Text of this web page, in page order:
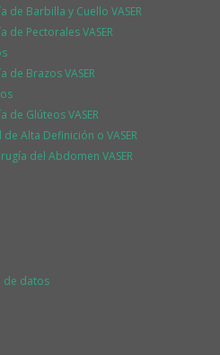
de Barbilla y Cuello VASER
de Pectorales VASER
de Brazos VASER
de Glúteos VASER
Alta Definición o VASER
del Abdomen VASER
de datos